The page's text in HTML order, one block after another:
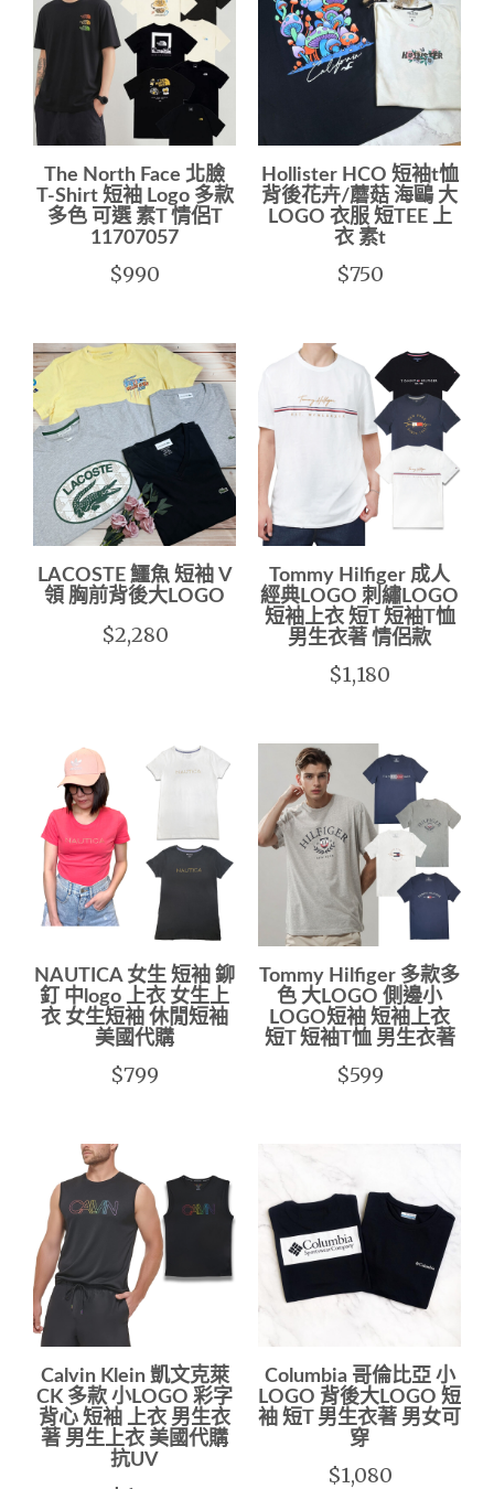
The North Face 北臉
T-Shirt 短袖 Logo 多款
多色 可選 素T 情侶T
11707057
$990
Hollister HCO 短袖t恤
背後花卉/蘑菇 海鷗 大
LOGO 衣服 短TEE 上
衣 素t
$750
LACOSTE 鱷魚 短袖 V
領 胸前背後大LOGO
$2,280
Tommy Hilfiger 成人
經典LOGO 刺繡LOGO
短袖上衣 短T 短袖T恤
男生衣著 情侶款
$1,180
NAUTICA 女生 短袖 鉚
釘 中logo 上衣 女生上
衣 女生短袖 休閒短袖
美國代購
$799
Tommy Hilfiger 多款多
色 大LOGO 側邊小
LOGO短袖 短袖上衣
短T 短袖T恤 男生衣著
$599
Calvin Klein 凱文克萊
CK 多款 小LOGO 彩字
背心 短袖 上衣 男生衣
著 男生上衣 美國代購
抗UV
Columbia 哥倫比亞 小
LOGO 背後大LOGO 短
袖 短T 男生衣著 男女可
穿
$1,080